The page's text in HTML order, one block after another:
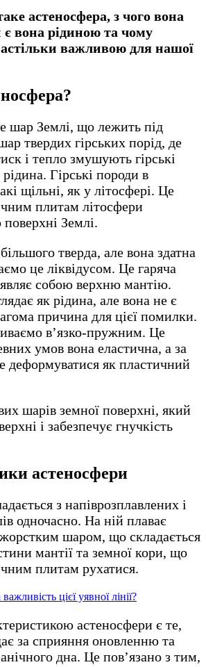
астеносфера, з чого вона
є вона рідиною та чому
важливою для нашої
шар Землі, що лежить під
твердих гірських порід, де
і тепло змушують гірські
Гірські породи в
щільні, як у літосфері. Це
плитам літосфери
Землі.
тверда, але вона здатна
це ліквідусом. Це гаряча
собою верхню мантію.
як рідина, але вона не є
причина для цієї помилки.
в’язко-пружним. Це
умов вона еластична, а за
як пластичний
шарів земної поверхні, який
і забезпечує гнучкість
астеносфери
з напіврозплавлених і
одночасно. На ній плаває
жорстким шаром, що складається
мантії та земної кори, що
плитам рухатися.
цієї уявної лінії?
астеносфери є те,
за сприяння оновленню та
дна. Це пов’язано з тим,